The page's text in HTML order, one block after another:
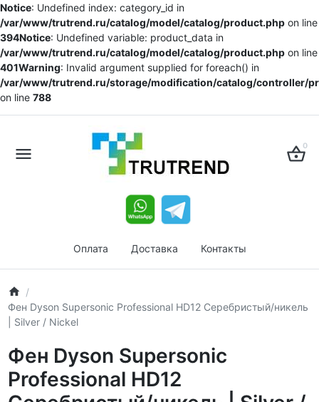
Notice: Undefined index: category_id in
/var/www/trutrend.ru/catalog/model/catalog/product.php on line
394Notice: Undefined variable: product_data in
/var/www/trutrend.ru/catalog/model/catalog/product.php on line
401Warning: Invalid argument supplied for foreach() in
/var/www/trutrend.ru/storage/modification/catalog/controller/
on line 788
0
Оплата Доставка Контакты
Фен Dyson Supersonic Professional HD12 Серебристый/никель
| Silver / Nickel
Фен Dyson Supersonic
Professional HD12